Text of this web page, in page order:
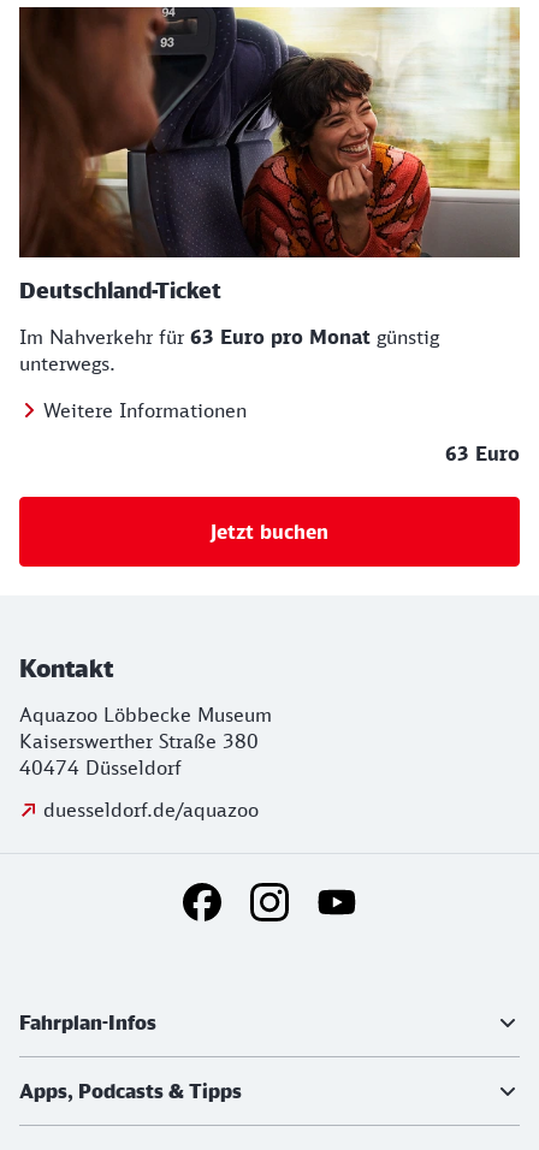
Deutschland-Ticket
Im Nahverkehr für 63 Euro pro Monat günstig
unterwegs.
Weitere Informationen
63 Euro
Jetzt buchen
Kontakt
Aquazoo Löbbecke Museum
Kaiserswerther Straße 380
40474 Düsseldorf
duesseldorf.de/aquazoo
Social Media Links
Fahrplan-Infos
Apps, Podcasts & Tipps